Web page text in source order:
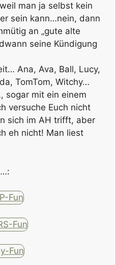
man ja selbst kein
sein kann…nein, dann
an „gute alte
seine Kündigung
Ana, Ava, Ball, Lucy,
TomTom, Witchy…
sogar mit ein einem
versuche Euch nicht
sich im AH trifft, aber
eh nicht! Man liest